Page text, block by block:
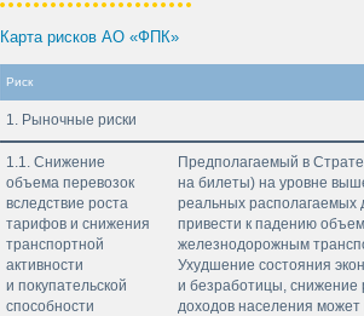
Карта рисков АО «ФПК»
Риск
1. Рыночные риски
1.1. Снижение
объема перевозок
вследствие роста
тарифов и снижения
транспортной
активности
и покупательской
способности
Предполагаемый в
на билеты) на уровне
реальных располагаемых
привести к падению
железнодорожным
Ухудшение состояния
и безработицы, снижение
доходов населения